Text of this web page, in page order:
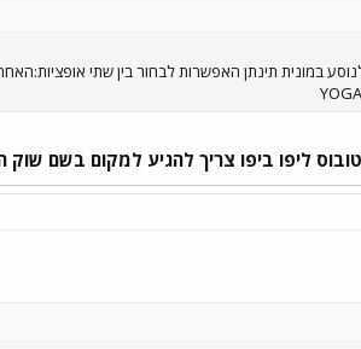
במונית תינתן האפשרות לבחור בין שתי
ליפו ביפו צריך להגיע למקום בשם